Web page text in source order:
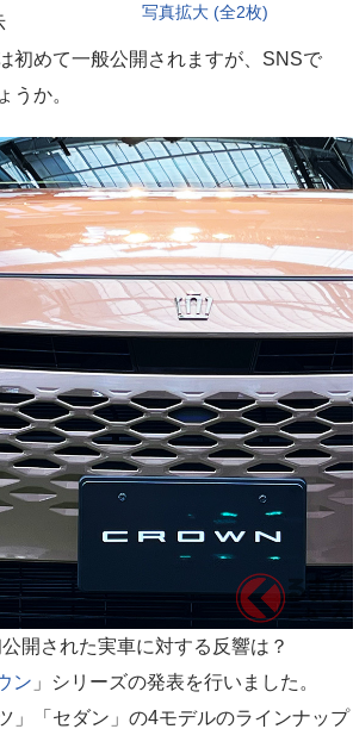
写真拡大 (全2枚)
初めて一般公開されますが、SNSで
うか。
開された実車に対する反響は？
ン 」シリーズの発表を行いました。
」「セダン」の4モデルのラインナップ